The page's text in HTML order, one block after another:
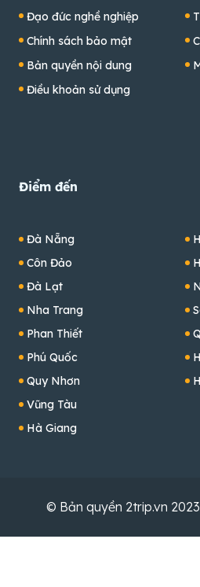
Đạo đức nghề nghiệp
Chính sách bảo mật
Bản quyền nội dung
Điều khoản sử dụng
Điểm đến
Đà Nẵng
Côn Đảo
Đà Lạt
Nha Trang
Phan Thiết
Phú Quốc
Quy Nhơn
Vũng Tàu
Hà Giang
© Bản quyền 2trip.vn